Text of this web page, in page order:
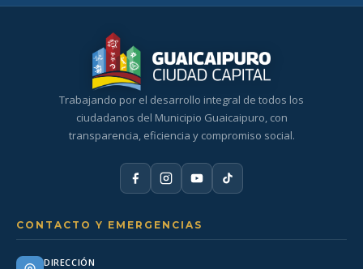
Trabajando por el desarrollo integral de todos los
ciudadanos del Municipio Guaicaipuro, con
transparencia, eficiencia y compromiso social.
CONTACTO Y EMERGENCIAS
DIRECCIÓN